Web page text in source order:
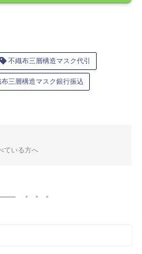
不織布三層構造マスク代引
三層構造マスク銀行振込
ている方へ